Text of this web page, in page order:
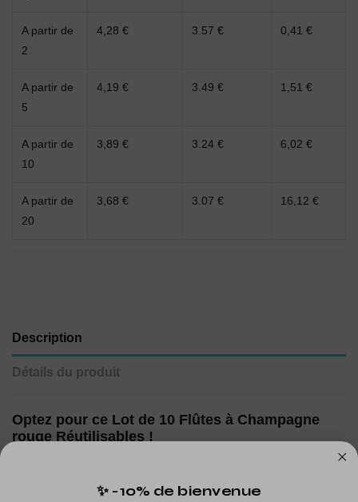
A partir de
2
4,28 € 3.57 € 0,41 €
A partir de
5
4,19 € 3.49 € 1,51 €
A partir de
10
3,89 € 3.24 € 6,02 €
A partir de
20
3,68 € 3.07 € 16,12 €
Description
Détails du produit
Optez pour ce Lot de 10 Flûtes à Champagne
rouge Réutilisables !
✨ -10% de bienvenue